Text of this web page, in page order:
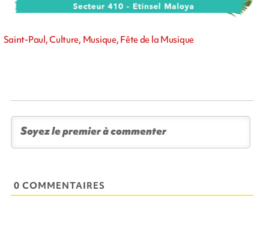
Saint-Paul, Culture, Musique, Fête de la Musique
0 COMMENTAIRES